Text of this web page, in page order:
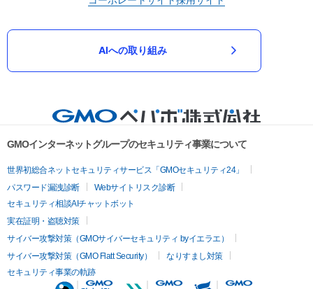
AIへの取り組み
GMOインターネットグループのセキュリティ事業について
世界初総合ネットセキュリティサービス「GMOセキュリティ24」
パスワード漏洩診断
Webサイトリスク診断
セキュリティ相談AIチャットボット
実在証明・盗聴対策
サイバー攻撃対策（GMOサイバーセキュリティ byイエラエ）
サイバー攻撃対策（GMO Flatt Security）
なりすまし対策
セキュリティ事業の軌跡